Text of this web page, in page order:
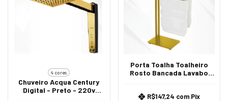
4 cores
Chuveiro Acqua Century
Digital - Preto - 220v
Porta Toalha Toalheiro
Rosto Bancada Lavabo
R$147,24 com Pix